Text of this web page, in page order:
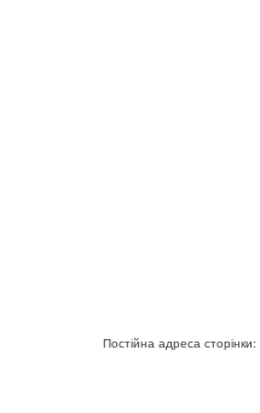
Постійна адреса сторінки: